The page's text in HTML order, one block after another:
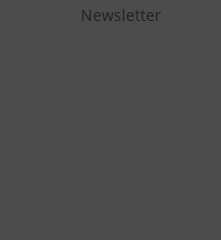
Newsletter